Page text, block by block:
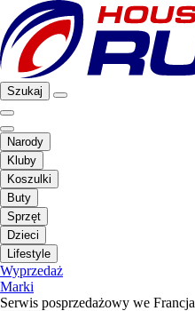
Szukaj
Narody
Kluby
Koszulki
Buty
Sprzęt
Dzieci
Lifestyle
Wyprzedaż
Marki
Serwis posprzedażowy we Francja